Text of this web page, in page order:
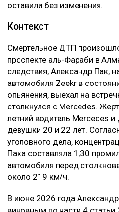
оставили без изменения.
Контекст
Смертельное ДТП
проспекте аль-Фараби в
следствия, Александр Пак,
автомобиля Zeekr в
опьянения, выехал на
столкнулся с Mercedes.
летний водитель Mercedes
девушки 20 и 22 лет.
уголовного дела,
Пака составляла 1,30
автомобиля перед
около 219 км/ч.
В июне 2026 года